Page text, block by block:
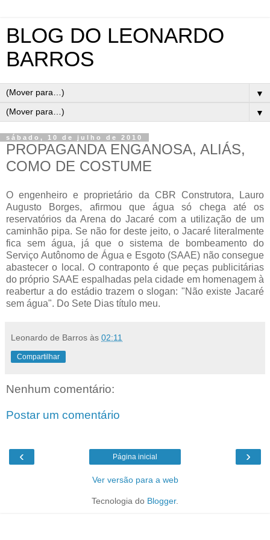
BLOG DO LEONARDO
BARROS
▼
▼
sábado, 10 de julho de 2010
PROPAGANDA ENGANOSA, ALIÁS,
COMO DE COSTUME
O engenheiro e proprietário da CBR Construtora, Lauro
Augusto Borges, afirmou que água só chega até os
reservatórios da Arena do Jacaré com a utilização de um
caminhão pipa. Se não for deste jeito, o Jacaré literalmente
fica sem água, já que o sistema de bombeamento do
Serviço Autônomo de Água e Esgoto (SAAE) não consegue
abastecer o local. O contraponto é que peças publicitárias
do próprio SAAE espalhadas pela cidade em homenagem à
reabertur a do estádio trazem o slogan: "Não existe Jacaré
sem água". Do Sete Dias título meu.
Leonardo de Barros às 02:11
Compartilhar
Nenhum comentário:
Postar um comentário
‹ ›
Página inicial
Ver versão para a web
Tecnologia do Blogger.